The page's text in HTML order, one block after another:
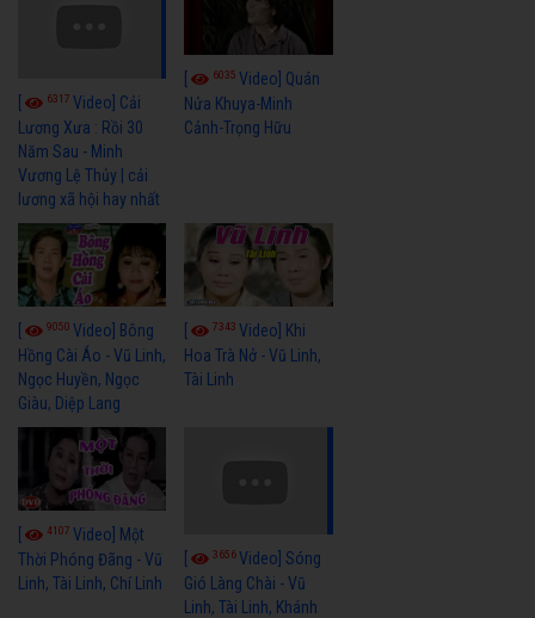
6317 Video] Cải
Lương Xưa : Rồi 30
Năm Sau - Minh
Vương Lệ Thủy | cải
lương xã hội hay nhất
6035Video] Quán
Nửa Khuya-Minh
Cảnh-Trọng Hữu
9050 Video] Bông
Hồng Cài Áo - Vũ Linh,
Ngọc Huyền, Ngọc
Giàu, Diệp Lang
7343Video] Khi
Hoa Trà Nở - Vũ Linh,
Tài Linh
4107 Video] Một
Thời Phóng Đãng - Vũ
Linh, Tài Linh, Chí Linh
3656Video] Sóng
Gió Làng Chài - Vũ
Linh, Tài Linh, Khánh